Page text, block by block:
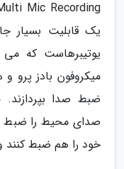
یک قابلیت بسیار
یوتیبرهاست که می
میکروفون بادز پرو
ضبط صدا بپردازند.
صدای محیط را ضبط
خود را هم ضبط کنند